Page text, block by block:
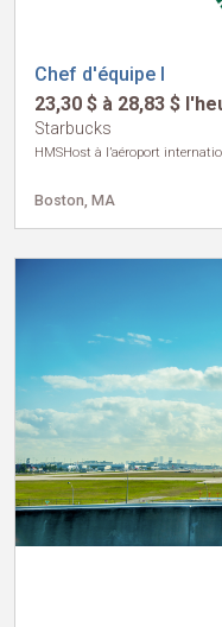
Chef d'équipe I
23,30 $ à 28,83 $
Starbucks
HMSHost à l’aéroport
Boston, MA